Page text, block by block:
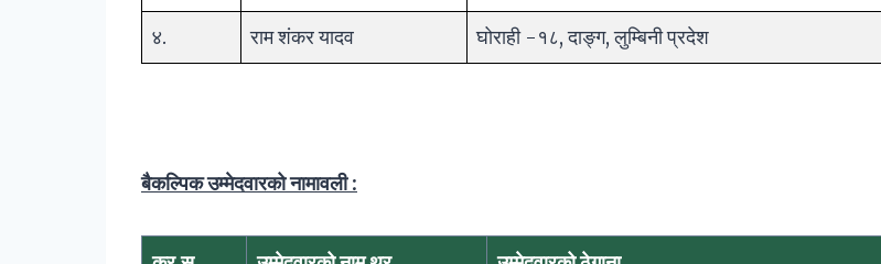
४. राम शंकर यादव घोराही -१८, दाङ्ग, लुम्बिनी प्रदेश
बैकल्पिक उम्मेदवारको नामावली :